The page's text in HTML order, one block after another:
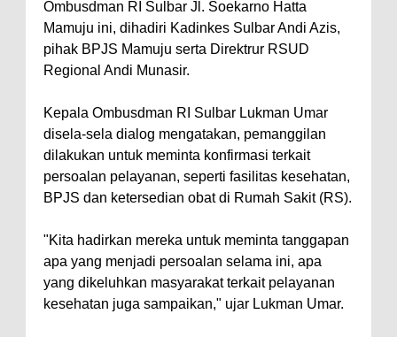
Ombusdman RI Sulbar Jl. Soekarno Hatta
Mamuju ini, dihadiri Kadinkes Sulbar Andi Azis,
pihak BPJS Mamuju serta Direktrur RSUD
Regional Andi Munasir.
Kepala Ombusdman RI Sulbar Lukman Umar
disela-sela dialog mengatakan, pemanggilan
dilakukan untuk meminta konfirmasi terkait
persoalan pelayanan, seperti fasilitas kesehatan,
BPJS dan ketersedian obat di Rumah Sakit (RS).
"Kita hadirkan mereka untuk meminta tanggapan
apa yang menjadi persoalan selama ini, apa
yang dikeluhkan masyarakat terkait pelayanan
kesehatan juga sampaikan," ujar Lukman Umar.